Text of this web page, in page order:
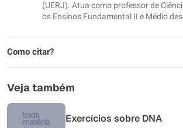
(UERJ). Atua como professor de
os Ensinos Fundamental II e Médio
Como citar?
Veja também
Exercícios sobre DNA